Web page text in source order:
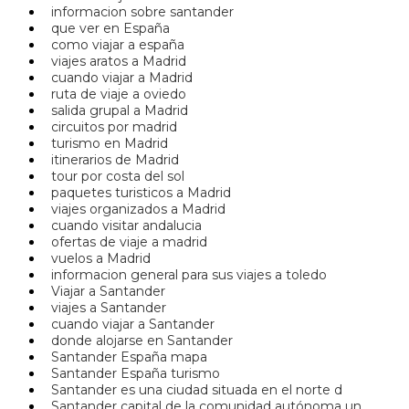
informacion sobre santander
que ver en España
como viajar a españa
viajes aratos a Madrid
cuando viajar a Madrid
ruta de viaje a oviedo
salida grupal a Madrid
circuitos por madrid
turismo en Madrid
itinerarios de Madrid
tour por costa del sol
paquetes turisticos a Madrid
viajes organizados a Madrid
cuando visitar andalucia
ofertas de viaje a madrid
vuelos a Madrid
informacion general para sus viajes a toledo
Viajar a Santander
viajes a Santander
cuando viajar a Santander
donde alojarse en Santander
Santander España mapa
Santander España turismo
Santander es una ciudad situada en el norte d